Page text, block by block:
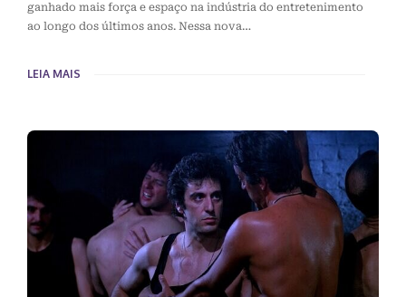
ganhado mais força e espaço na indústria do entretenimento
ao longo dos últimos anos. Nessa nova…
LEIA MAIS